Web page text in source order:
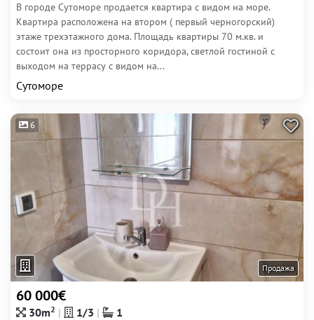
В городе Сутоморе продается квартира с видом на море.
Квартира расположена на втором ( первый черногорский)
этаже трехэтажного дома. Площадь квартиры 70 м.кв. и
состоит она из просторного коридора, светлой гостиной с
выходом на террасу с видом на...
Сутоморе
6
Продажа
60 000€
30m2 1/3
1